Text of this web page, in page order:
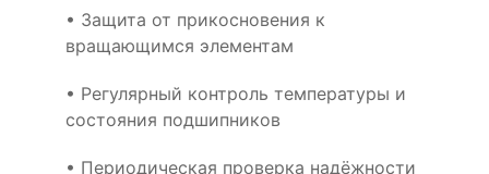
• Защита от прикосновения к
вращающимся элементам
• Регулярный контроль температуры и
состояния подшипников
• Периодическая проверка надёжности